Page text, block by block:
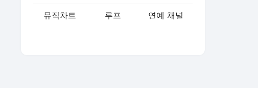
뮤직차트 루프 연예 채널